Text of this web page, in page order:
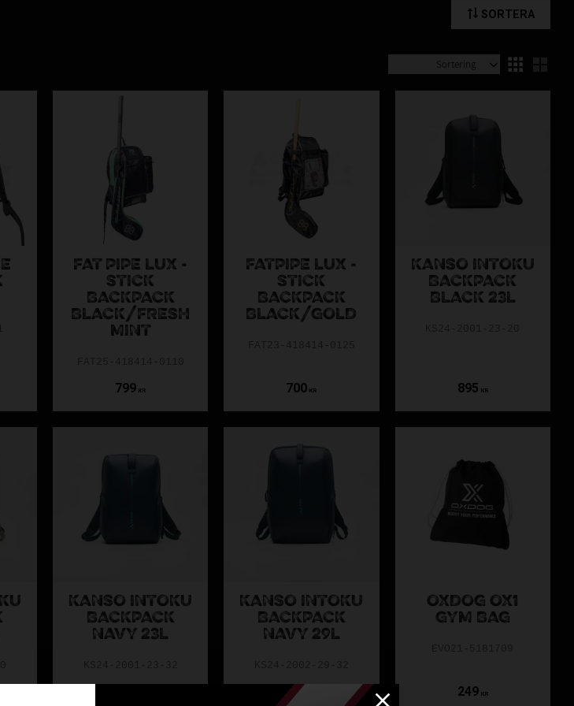
SORTERA
FAT PIPE LUX -
STICK
BACKPACK
BLACK/FRESH
MINT
799 KR
FATPIPE LUX -
STICK
BACKPACK
BLACK/GOLD
700 KR
KANSO INTOKU
BACKPACK
BLACK 23L
895 KR
KANSO INTOKU
BACKPACK
NAVY 23L
KANSO INTOKU
BACKPACK
NAVY 29L
1 095
OXDOG OX1
GYM BAG
249KR